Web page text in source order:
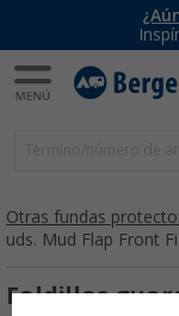
Otras fundas
uds. Mud Flap Front
Faldillas